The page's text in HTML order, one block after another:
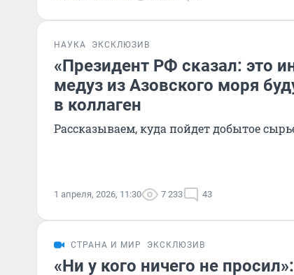
НАУКА ЭКСКЛЮЗИВ
«Президент РФ сказал: это
медуз из Азовского моря
в коллаген
Рассказываем, куда пойдет добытое
1 апреля, 2026, 11:30 7 233 43
СТРАНА И МИР ЭКСКЛЮЗИВ
«Ни у кого ничего не